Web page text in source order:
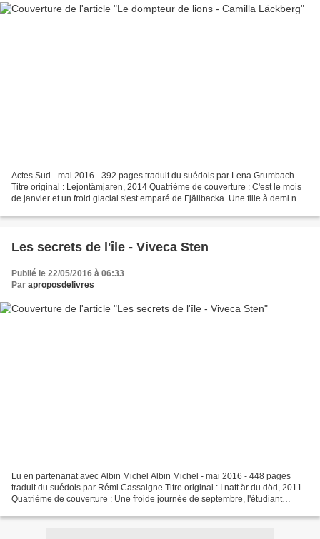
Actes Sud - mai 2016 - 392 pages traduit du suédois par Lena Grumbach
Titre original : Lejontämjaren, 2014 Quatrième de couverture : C'est le mois
de janvier et un froid glacial s'est emparé de Fjällbacka. Une fille à demi nue,
Les secrets de l'île - Viveca Sten
Publié le 22/05/2016 à 06:33
Par aproposdelivres
Lu en partenariat avec Albin Michel Albin Michel - mai 2016 - 448 pages
traduit du suédois par Rémi Cassaigne Titre original : I natt är du död, 2011
Quatrième de couverture : Une froide journée de septembre, l'étudiant